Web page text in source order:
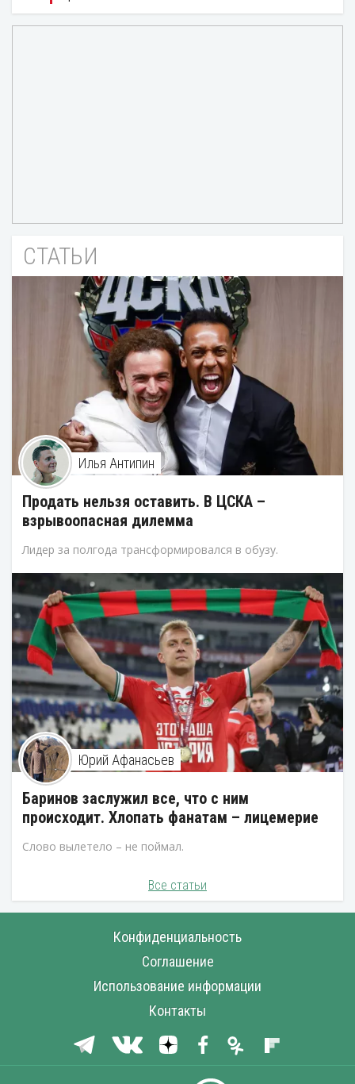
СТАТЬИ
Илья Антипин
Продать нельзя оставить. В ЦСКА –
взрывоопасная дилемма
Лидер за полгода трансформировался в обузу.
Юрий Афанасьев
Баринов заслужил все, что с ним
происходит. Хлопать фанатам – лицемерие
Слово вылетело – не поймал.
Все статьи
Конфиденциальность
Соглашение
Использование информации
Контакты